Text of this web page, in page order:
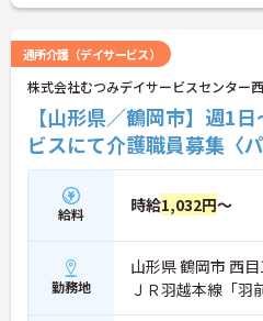
通所介護（デイサービス）
株式会社むつみデイサービスセンター
【山形県／鶴岡市】週1
ビスにて介護職員募集〈パ
給料 時給1,032円～
勤務地
山形県 鶴岡市 西
ＪＲ羽越本線「羽